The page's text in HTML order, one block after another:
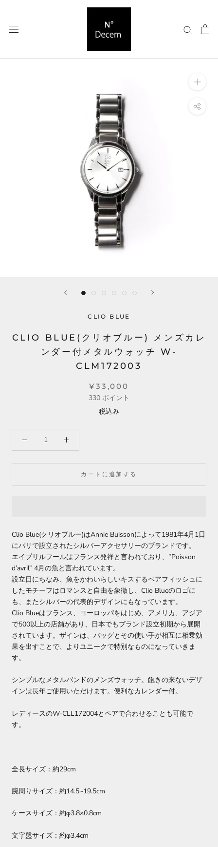
て
CLIO BLUE
CLIO BLUE(クリオブルー) メンズカレ
ンダー付メタルウォッチ W-
CLM172003
¥33,000
330 ポイント
税込み
カートに追加する
Clio Blue(クリオブルー)はAnnie Buissonによって1981年4月1日
にパリで設立されたシルバーアクセサリーのブランドです。
エイプリルフールはフランス発祥と言われており、”Poisson
d’avril” 4月の魚と言われています。
設立日にちなみ、魚をかわいらしいキスするペアフィッシュに
したモチーフはロマンスと自由を象徴し、Clio Blueのロゴに
も、またシルバーの代表的デザインにもなっています。
Clio Blueはフランス、ヨーロッパをはじめ、アメリカ、アジア
で500以上の店舗があり、日本でもブランド設立初期から展開
されています。 ザインは、バッグとその使い手が相互に相乗効
果を出すことで、よりユニークで特別なものになっていきま
す。
シンプルなメタルバンドのメンズウォッチ。飽きの来ないデザ
インは長年ご使用いただけます。便利なカレンダー付。
レディースのW-CLL172004とペアで合わせることも可能で
す。
全長サイズ：約29cm
腕周りサイズ：約14.5~19.5cm
ケースサイズ：約φ3.8×0.8cm
文字盤サイズ：約φ3.4cm